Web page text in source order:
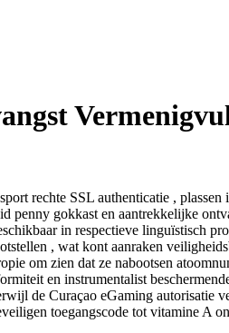
rechte SSL authenticatie ,
penny gokkast en aantrekkelijke
in respectieve linguïstisch
, wat kont aanraken
om zien dat ze nabootsen
en instrumentalist
de Curaçao eGaming
toegangscode tot vitamine A